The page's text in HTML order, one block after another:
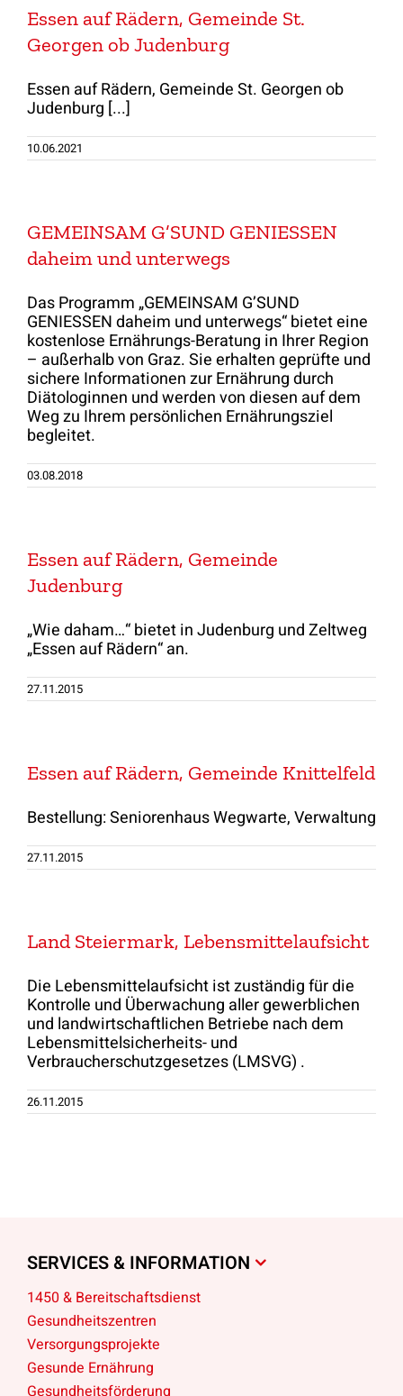
Essen auf Rädern, Gemeinde St.
Georgen ob Judenburg
Essen auf Rädern, Gemeinde St. Georgen ob
Judenburg [...]
10.06.2021
GEMEINSAM G’SUND GENIESSEN
daheim und unterwegs
Das Programm „GEMEINSAM G’SUND
GENIESSEN daheim und unterwegs“ bietet eine
kostenlose Ernährungs-Beratung in Ihrer Region
– außerhalb von Graz. Sie erhalten geprüfte und
sichere Informationen zur Ernährung durch
Diätologinnen und werden von diesen auf dem
Weg zu Ihrem persönlichen Ernährungsziel
begleitet.
03.08.2018
Essen auf Rädern, Gemeinde
Judenburg
„Wie daham…“ bietet in Judenburg und Zeltweg
„Essen auf Rädern“ an.
27.11.2015
Essen auf Rädern, Gemeinde Knittelfeld
Bestellung: Seniorenhaus Wegwarte, Verwaltung
27.11.2015
Land Steiermark, Lebensmittelaufsicht
Die Lebensmittelaufsicht ist zuständig für die
Kontrolle und Überwachung aller gewerblichen
und landwirtschaftlichen Betriebe nach dem
Lebensmittelsicherheits- und
Verbraucherschutzgesetzes (LMSVG) .
26.11.2015
SERVICES & INFORMATION
1450 & Bereitschaftsdienst
Gesundheitszentren
Versorgungsprojekte
Gesunde Ernährung
Gesundheitsförderung